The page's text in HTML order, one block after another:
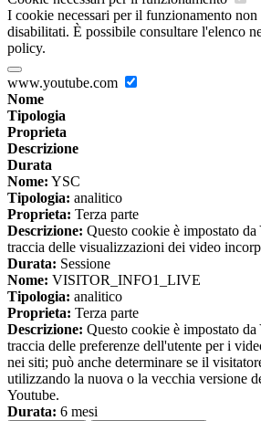
I cookie necessari per il funzionamento non
disabilitati. È possibile consultare l'elenco
policy.
www.youtube.com
Nome
Tipologia
Proprieta
Descrizione
Durata
Nome: YSC
Tipologia: analitico
Proprieta: Terza parte
Descrizione: Questo cookie è impostato da
traccia delle visualizzazioni dei video
Durata: Sessione
Nome: VISITOR_INFO1_LIVE
Tipologia: analitico
Proprieta: Terza parte
Descrizione: Questo cookie è impostato da
traccia delle preferenze dell'utente per i
nei siti; può anche determinare se il
utilizzando la nuova o la vecchia versione
Youtube.
Durata: 6 mesi